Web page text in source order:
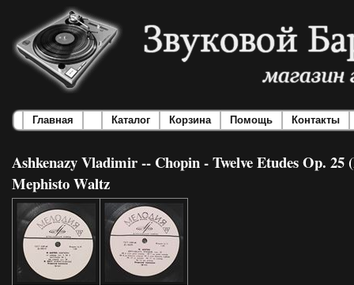
Главная Каталог Корзина Помощь Контакты
Ashkenazy Vladimir -- Chopin - Twelve Etudes Op.
Mephisto Waltz